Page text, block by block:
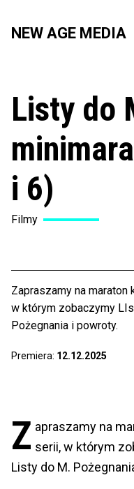
NEW AGE MEDIA
Listy do
i 6)
Filmy
Zapraszamy na
w którym zobaczymy
Pożegnania i powroty.
Premiera: 12.12.2025
Z apraszamy na
serii, w którym
Listy do M.